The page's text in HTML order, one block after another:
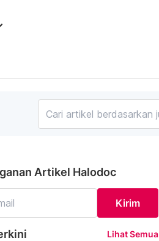
Artikel Halodoc
Kirim
Lihat Semua